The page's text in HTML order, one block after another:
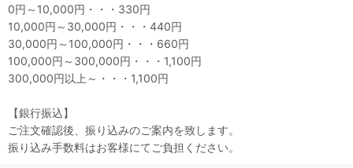
0円～10,000円・・・330円
10,000円～30,000円・・・440円
30,000円～100,000円・・・660円
100,000円～300,000円・・・1,100円
300,000円以上～・・・1,100円
【銀行振込】
ご注文確認後、振り込みのご案内を致します。
振り込み手数料はお客様にてご負担ください。